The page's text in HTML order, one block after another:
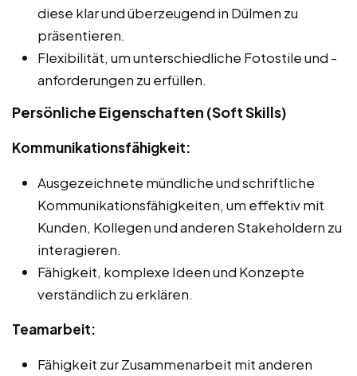
diese klar und überzeugend in Dülmen zu
präsentieren.
Flexibilität, um unterschiedliche Fotostile und -
anforderungen zu erfüllen.
Persönliche Eigenschaften (Soft Skills)
Kommunikationsfähigkeit:
Ausgezeichnete mündliche und schriftliche
Kommunikationsfähigkeiten, um effektiv mit
Kunden, Kollegen und anderen Stakeholdern zu
interagieren.
Fähigkeit, komplexe Ideen und Konzepte
verständlich zu erklären.
Teamarbeit:
Fähigkeit zur Zusammenarbeit mit anderen